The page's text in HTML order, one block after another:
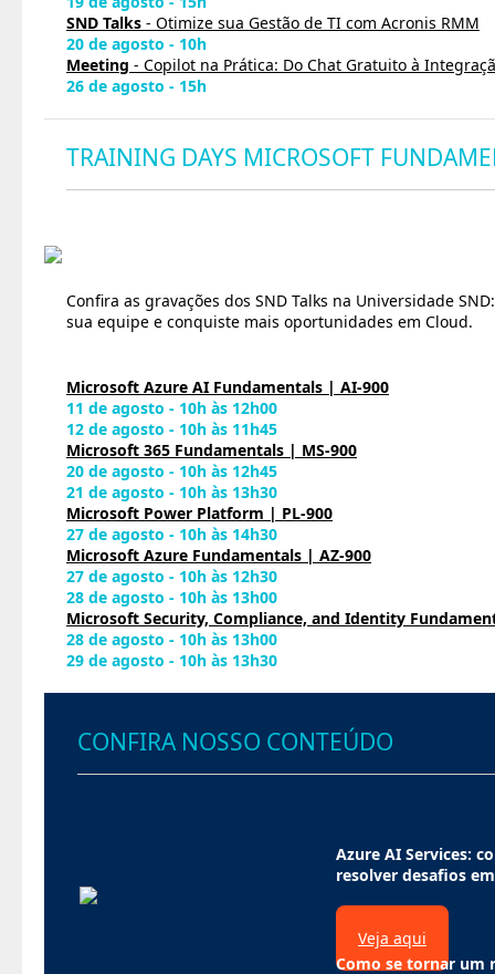
SND Talks - Otimize sua Gestão de TI com Acronis RMM
20 de agosto - 10h
Meeting - Copilot na Prática: Do Chat Gratuito à
26 de agosto - 15h
TRAINING DAYS MICROSOFT
Confira as gravações dos SND Talks na Universidade
sua equipe e conquiste mais oportunidades em Cloud.
Microsoft Azure AI Fundamentals | AI-900
11 de agosto - 10h às 12h00
12 de agosto - 10h às 11h45
Microsoft 365 Fundamentals | MS-900
20 de agosto - 10h às 12h45
21 de agosto - 10h às 13h30
Microsoft Power Platform | PL-900
27 de agosto - 10h às 14h30
Microsoft Azure Fundamentals | AZ-900
27 de agosto - 10h às 12h30
28 de agosto - 10h às 13h00
Microsoft Security, Compliance, and Identity
28 de agosto - 10h às 13h00
29 de agosto - 10h às 13h30
CONFIRA NOSSO CONTEÚDO
Azure AI Services:
resolver desafios
Veja aqui
Como se tornar um